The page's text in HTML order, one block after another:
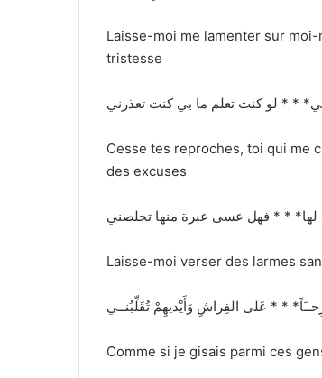
Laisse-moi me lamenter sur
tristesse
* * لو كنت تعلم ما بي كنت تعذرني
Cesse tes reproches, toi qui me
des excuses
لها* * * فهل عسى عبرة منها تخلصني
Laisse-moi verser des larmes
* * عَلى الفِراشِ وَأَيْديهِمْ تُقَلِّبُنــي
Comme si je gisais parmi ces